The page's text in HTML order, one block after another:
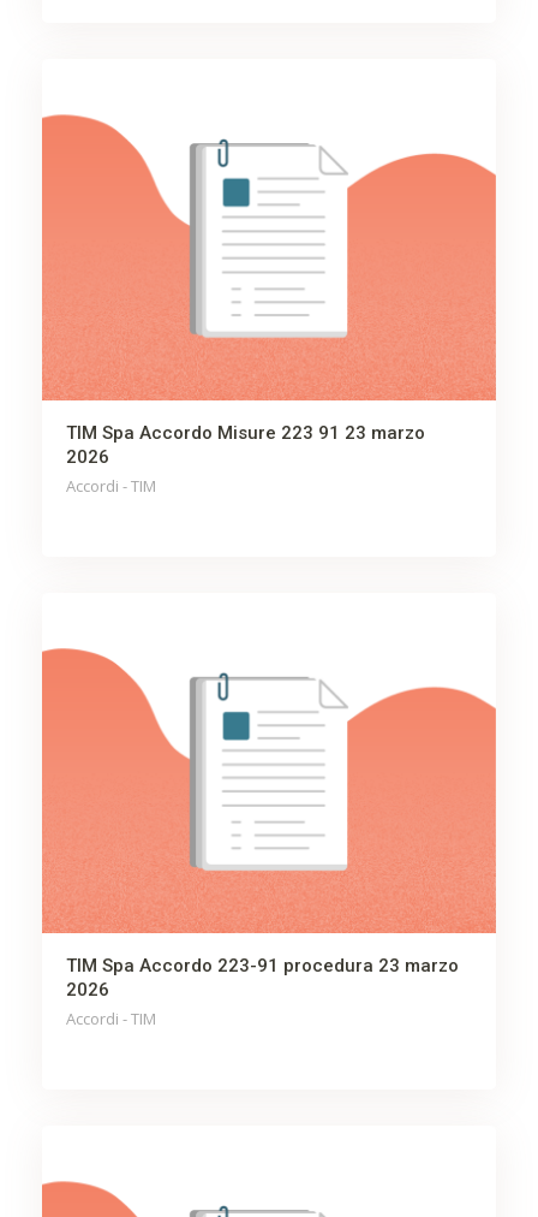
TIM Spa Accordo Misure 223 91 23 marzo
2026
Accordi - TIM
TIM Spa Accordo 223-91 procedura 23 marzo
2026
Accordi - TIM